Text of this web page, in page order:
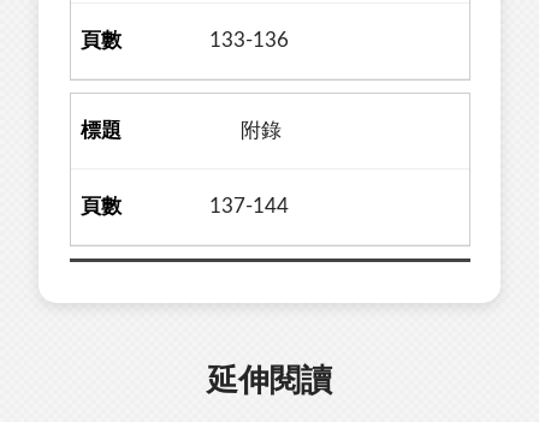
133-136
附錄
137-144
延伸閱讀